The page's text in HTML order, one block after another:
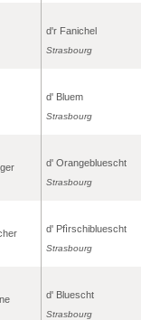
d'r Fanichel
Strasbourg
d' Bluem
Strasbourg
d' Orangebluescht
Strasbourg
d' Pfìrschibluescht
Strasbourg
d' Bluescht
Strasbourg